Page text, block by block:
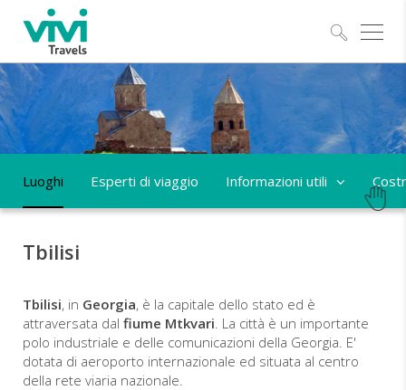
Luoghi Esperti di viaggio Informazioni utili
Tbilisi
Tbilisi, in Georgia, è la capitale dello stato ed è
attraversata dal fiume Mtkvari. La città è un importante
polo industriale e delle comunicazioni della Georgia. E'
dotata di aeroporto internazionale ed situata al centro
della rete viaria nazionale.